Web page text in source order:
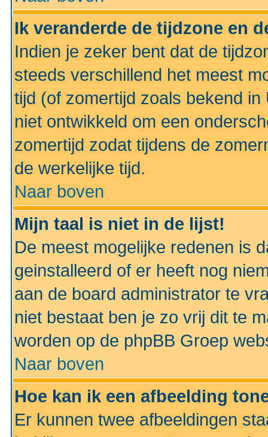
Ik veranderde de tijdzone en
Indien je zeker bent dat de
steeds verschillend het meest
tijd (of zomertijd zoals bekend
niet ontwikkeld om een
zomertijd zodat tijdens de
de werkelijke tijd.
Naar boven
Mijn taal is niet in de lijst!
De meest mogelijke redenen is
geinstalleerd of er heeft nog
aan de board administrator te
niet bestaat ben je zo vrij dit te
worden op de phpBB Groep
Naar boven
Hoe kan ik een afbeelding
Er kunnen twee afbeeldingen